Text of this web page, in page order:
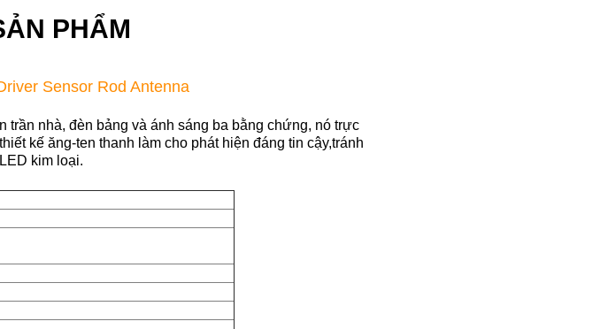
PHẨM
Sensor Rod Antenna
trần nhà, đèn bảng và ánh sáng ba bằng chứng, nó trực
kế ăng-ten thanh làm cho phát hiện đáng tin cậy,tránh
kim loại.